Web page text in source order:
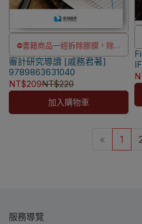
⛔書籍商品一經拆除膠膜，除非
瑕疵換書不提供退貨與退款
✅訂購數量5本以上另有優惠，請
洽LINE客服訂購
審計研究導讀 [戚務君著]
9789863631040
NT$209NT$220
加入購物車
« 1
服務導覽